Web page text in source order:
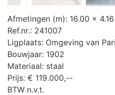
Afmetingen (m): 16.00 x
Ref.nr.: 241007
Ligplaats: Omgeving van
Bouwjaar: 1902
Materiaal: staal
Prijs: € 119.000,--
BTW n.v.t.